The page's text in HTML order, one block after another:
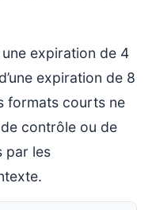
expiration de 4
expiration de 8
formats courts ne
contrôle ou de
par les